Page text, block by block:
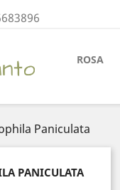
ROSA
Paniculata
PANICULATA